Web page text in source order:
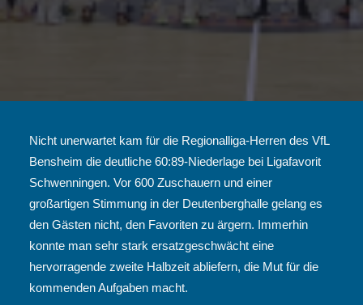
Nicht unerwartet kam für die Regionalliga-Herren des VfL
Bensheim die deutliche 60:89-Niederlage bei Ligafavorit
Schwenningen. Vor 600 Zuschauern und einer
großartigen Stimmung in der Deutenberghalle gelang es
den Gästen nicht, den Favoriten zu ärgern. Immerhin
konnte man sehr stark ersatzgeschwächt eine
hervorragende zweite Halbzeit abliefern, die Mut für die
kommenden Aufgaben macht.